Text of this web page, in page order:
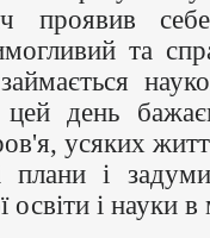
проявив
та
день
усяких
плани і
освіти і науки